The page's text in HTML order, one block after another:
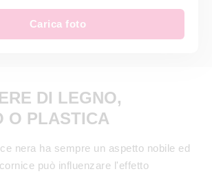
Carica foto
DI LEGNO,
O PLASTICA
nera ha sempre un aspetto nobile ed
può influenzare l'effetto